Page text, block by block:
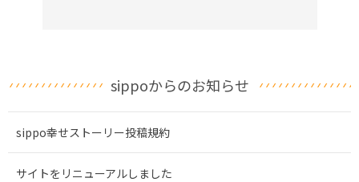
sippoからのお知らせ
sippo幸せストーリー投稿規約
サイトをリニューアルしました